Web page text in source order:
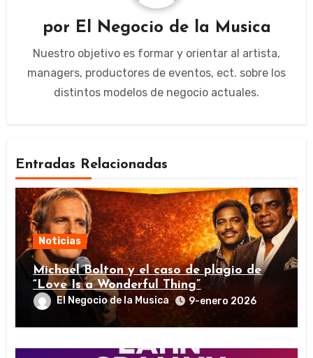
por El Negocio de la Musica
Nuestro objetivo es formar y orientar al artista,
managers, productores de eventos, ect. sobre los
distintos modelos de negocio actuales.
Entradas Relacionadas
Noticias
Michael Bolton y el caso de plagio de
“Love Is a Wonderful Thing”
El Negocio de la Musica 9-enero 2026